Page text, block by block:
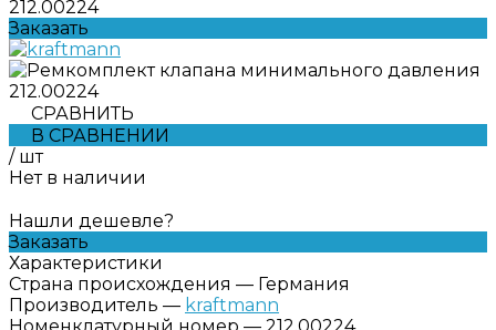
212.00224
Заказать
СРАВНИТЬ
В СРАВНЕНИИ
/ шт
Нет в наличии
Нашли дешевле?
Заказать
Характеристики
Страна происхождения — Германия
Производитель — kraftmann